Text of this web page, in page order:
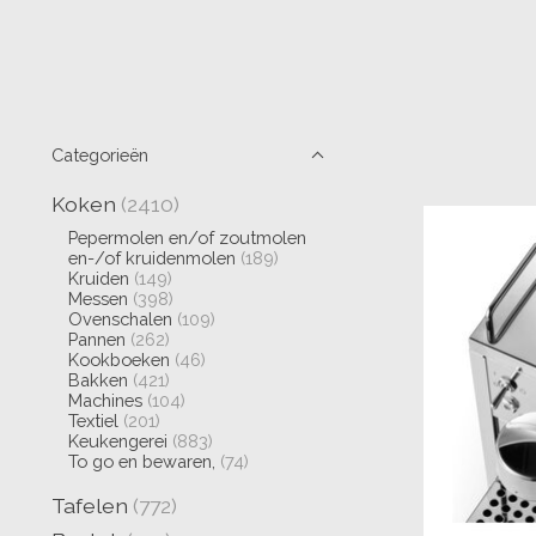
Categorieën
Koken (2410)
Pepermolen en/of zoutmolen
en-/of kruidenmolen (189)
Kruiden (149)
Messen (398)
Ovenschalen (109)
Pannen (262)
Kookboeken (46)
Bakken (421)
Machines (104)
Textiel (201)
Keukengerei (883)
To go en bewaren, (74)
Tafelen (772)